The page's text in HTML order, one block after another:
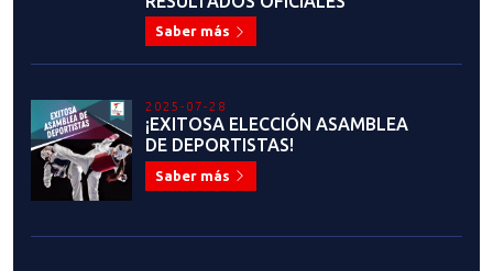
Saber más
2025-07-28
¡EXITOSA ELECCIÓN ASAMBLEA
DE DEPORTISTAS!
Saber más